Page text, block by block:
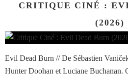
CRITIQUE CINÉ :
(2026)
Evil Dead Burn // De Sébastien
Hunter Doohan et Luciane Buchanan.